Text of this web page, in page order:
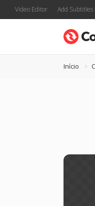
Video Editor Add Subtitles
Início